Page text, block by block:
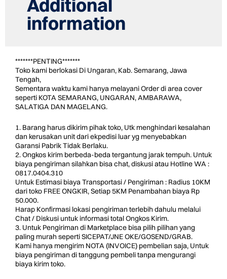
Additional
information
*******PENTING*******
Toko kami berlokasi Di Ungaran, Kab. Semarang, Jawa
Tengah,
Sementara waktu kami hanya melayani Order di area cover
seperti KOTA SEMARANG, UNGARAN, AMBARAWA,
SALATIGA DAN MAGELANG.
1. Barang harus dikirim pihak toko, Utk menghindari kesalahan
dan kerusakan unit dari ekpedisi luar yg menyebabkan
Garansi Pabrik Tidak Berlaku.
2. Ongkos kirim berbeda-beda tergantung jarak tempuh. Untuk
biaya pengiriman silahkan bisa chat, diskusi atau Hotline WA :
0817.0404.310
Untuk Estimasi biaya Transportasi / Pengiriman : Radius 10KM
dari toko FREE ONGKIR, Setiap 5KM Penambahan biaya Rp
50.000.
Harap Konfirmasi lokasi pengiriman terlebih dahulu melalui
Chat / Diskusi untuk informasi total Ongkos Kirim.
3. Untuk Pengiriman di Marketplace bisa pilih pilihan yang
paling murah seperti SICEPAT/JNE OKE/GOSEND/GRAB.
Kami hanya mengirim NOTA (INVOICE) pembelian saja, Untuk
biaya pengiriman di tanggung pembeli tanpa mengurangi
biaya kirim toko.